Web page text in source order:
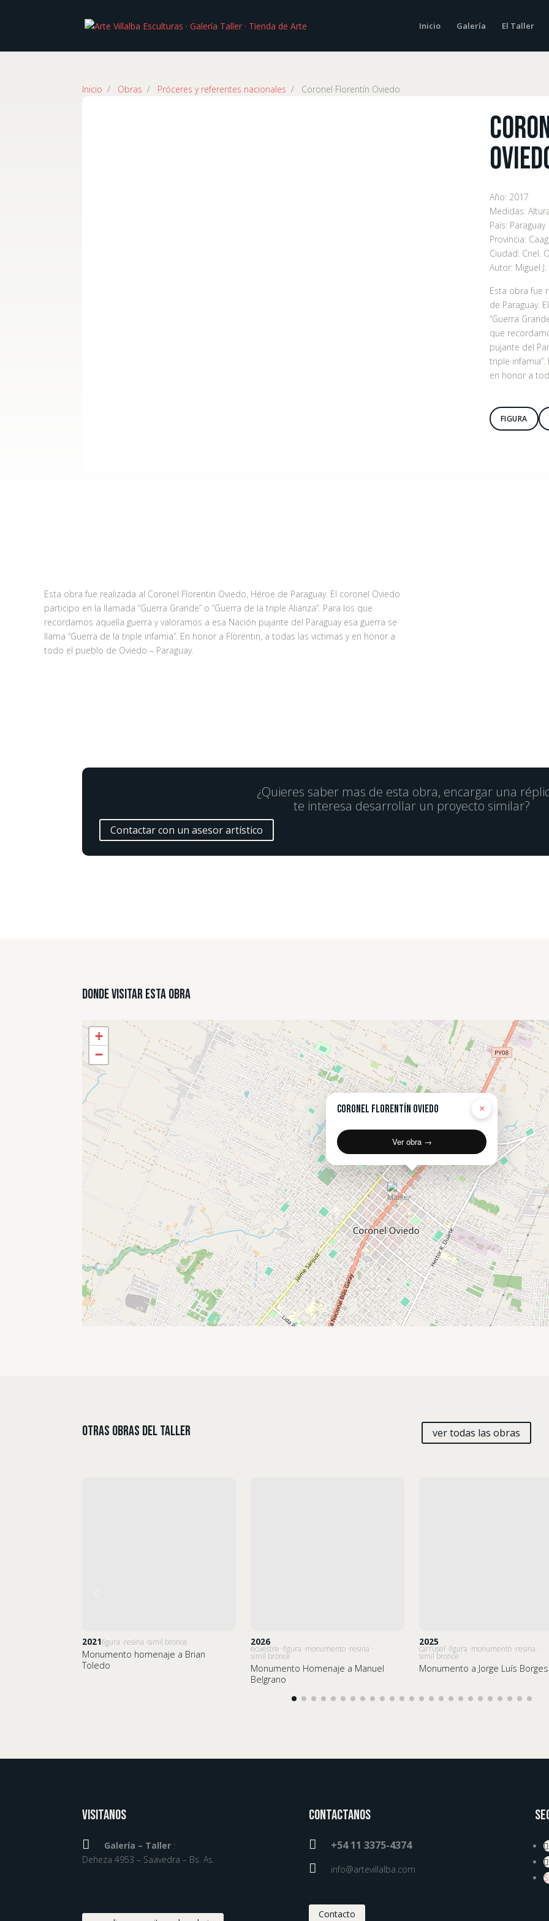
Inicio Galería El Taller
Inicio / Obras / Próceres y referentes nacionales / Coronel Florentín Oviedo
Año: 2017
Medidas:
País: Paraguay
Provincia:
Ciudad: Cnel.
Autor: Miguel
Esta obra fue
de Paraguay.
“Guerra
que
pujante del
triple
en honor a
FIGURA
Esta obra fue realizada al Coronel Florentin Oviedo, Héroe de Paraguay. El coronel Oviedo
participo en la llamada “Guerra Grande” o “Guerra de la triple Alianza”. Para los que
recordamos aquella guerra y valoramos a esa Nación pujante del Paraguay esa guerra se
llama “Guerra de la triple infamia”. En honor a Florentin, a todas las victimas y en honor a
todo el pueblo de Oviedo – Paraguay.
¿Quieres saber mas de esta obra, encargar una
te interesa desarrollar un proyecto similar?
Contactar con un asesor artístico
Donde Visitar esta Obra
Coronel Florentín Oviedo
Ver obra →
×
+
−
Otras Obras del Taller ver todas las obras
2021figura resina simil bronce
Monumento homenaje a Brian
Toledo
2026
ecuestre figura monumento resina
simil bronce
Monumento Homenaje a Manuel
Belgrano
2025
carrusel figura monumento resina
simil bronce
Monumento a Jorge Luís Borges
Visitanos
 Galería – Taller :
Deheza 4953 – Saavedra – Bs. As.
Contactanos
 +54 11 3375-4374
 info@artevillalba.com
Contacto